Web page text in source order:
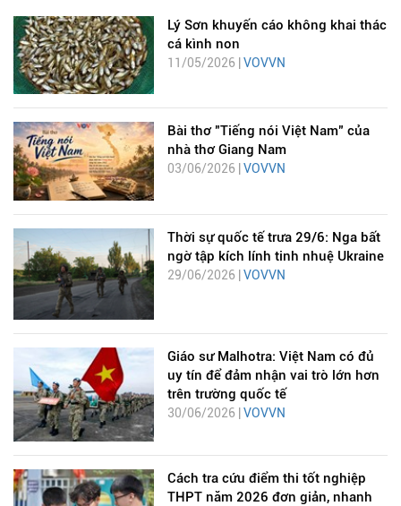
Lý Sơn khuyến cáo không khai thác
cá kình non
11/05/2026 |VOVVN
Bài thơ "Tiếng nói Việt Nam" của
nhà thơ Giang Nam
03/06/2026 | VOVVN
Thời sự quốc tế trưa 29/6: Nga bất
ngờ tập kích lính tinh nhuệ Ukraine
29/06/2026 | VOVVN
Giáo sư Malhotra: Việt Nam có đủ
uy tín để đảm nhận vai trò lớn hơn
trên trường quốc tế
30/06/2026 | VOVVN
Cách tra cứu điểm thi tốt nghiệp
THPT năm 2026 đơn giản, nhanh